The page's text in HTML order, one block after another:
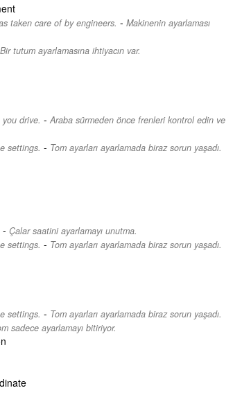
taken care of by engineers. - Makinenin ayarlaması
Bir tutum ayarlamasına ihtiyacın var.
drive. - Araba sürmeden önce frenleri kontrol edin ve
settings. - Tom ayarları ayarlamada biraz sorun yaşadı.
- Çalar saatini ayarlamayı unutma.
settings. - Tom ayarları ayarlamada biraz sorun yaşadı.
settings. - Tom ayarları ayarlamada biraz sorun yaşadı.
sadece ayarlamayı bitiriyor.